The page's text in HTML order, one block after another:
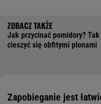
Jak przycinać pomidory? Tak
cieszyć się obfitymi plonami
Zapobieganie jest